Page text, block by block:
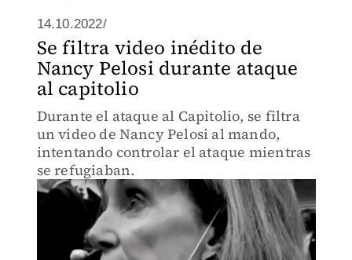
14.10.2022/
Se filtra video inédito de
Nancy Pelosi durante ataque
al capitolio
Durante el ataque al Capitolio, se filtra
un video de Nancy Pelosi al mando,
intentando controlar el ataque mientras
se refugiaban.